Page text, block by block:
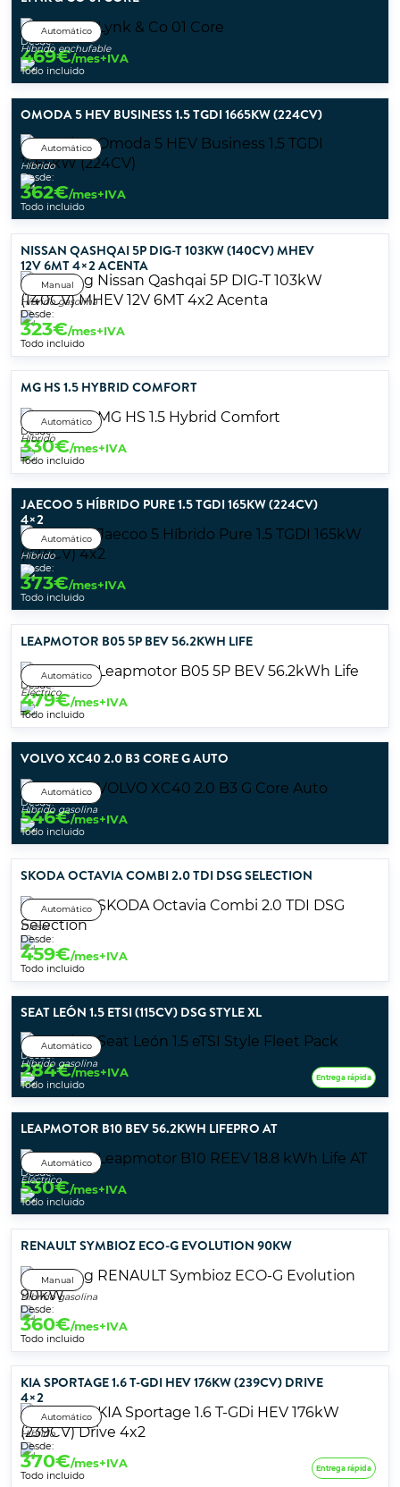
Automático
Híbrido enchufable
Desde:
469€/mes+IVA
Todo incluido
OMODA 5 HEV BUSINESS 1.5 TGDI 1665KW (224CV)
Automático
Híbrido
Desde:
362€/mes+IVA
Todo incluido
NISSAN QASHQAI 5P DIG-T 103KW (140CV) MHEV
12V 6MT 4×2 ACENTA
Manual
Híbrido gasolina
Desde:
323€/mes+IVA
Todo incluido
MG HS 1.5 HYBRID COMFORT
Automático
Híbrido
Desde:
330€/mes+IVA
Todo incluido
JAECOO 5 HÍBRIDO PURE 1.5 TGDI 165KW (224CV)
4×2
Automático
Híbrido
Desde:
373€/mes+IVA
Todo incluido
LEAPMOTOR B05 5P BEV 56.2KWH LIFE
Automático
Eléctrico
Desde:
479€/mes+IVA
Todo incluido
VOLVO XC40 2.0 B3 CORE G AUTO
Automático
Híbrido gasolina
Desde:
546€/mes+IVA
Todo incluido
SKODA OCTAVIA COMBI 2.0 TDI DSG SELECTION
Automático
Diésel
Desde:
459€/mes+IVA
Todo incluido
SEAT LEÓN 1.5 ETSI (115CV) DSG STYLE XL
Automático
Híbrido gasolina
Desde:
284€/mes+IVA
Todo incluido
Entrega rápida
LEAPMOTOR B10 BEV 56.2KWH LIFEPRO AT
Automático
Eléctrico
Desde:
530€/mes+IVA
Todo incluido
RENAULT SYMBIOZ ECO-G EVOLUTION 90KW
Manual
Híbrido gasolina
Desde:
360€/mes+IVA
Todo incluido
KIA SPORTAGE 1.6 T-GDI HEV 176KW (239CV) DRIVE
4×2
Automático
Híbrido
Desde:
370€/mes+IVA
Todo incluido
Entrega rápida